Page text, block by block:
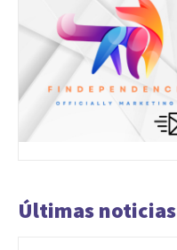
Últimas noticias